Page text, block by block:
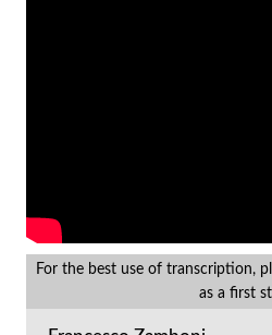
For the best use of transcription,
as a first